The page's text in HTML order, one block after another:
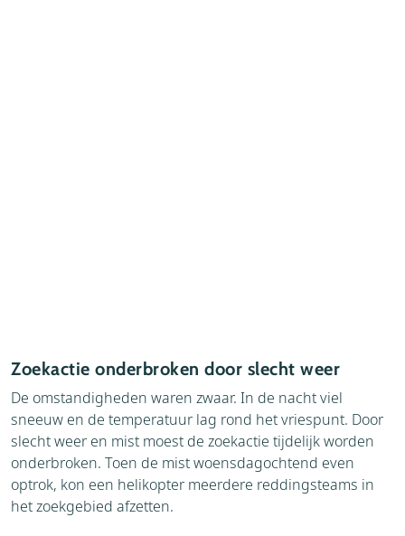
Zoekactie onderbroken door slecht weer
De omstandigheden waren zwaar. In de nacht viel
sneeuw en de temperatuur lag rond het vriespunt. Door
slecht weer en mist moest de zoekactie tijdelijk worden
onderbroken. Toen de mist woensdagochtend even
optrok, kon een helikopter meerdere reddingsteams in
het zoekgebied afzetten.